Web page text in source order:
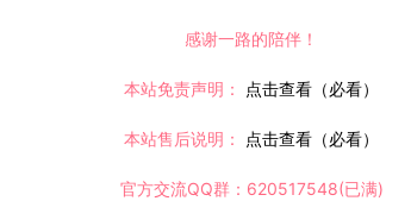
感谢一路的陪伴！
本站免责声明： 点击查看（必看）
本站售后说明： 点击查看（必看）
官方交流QQ群：620517548(已满)